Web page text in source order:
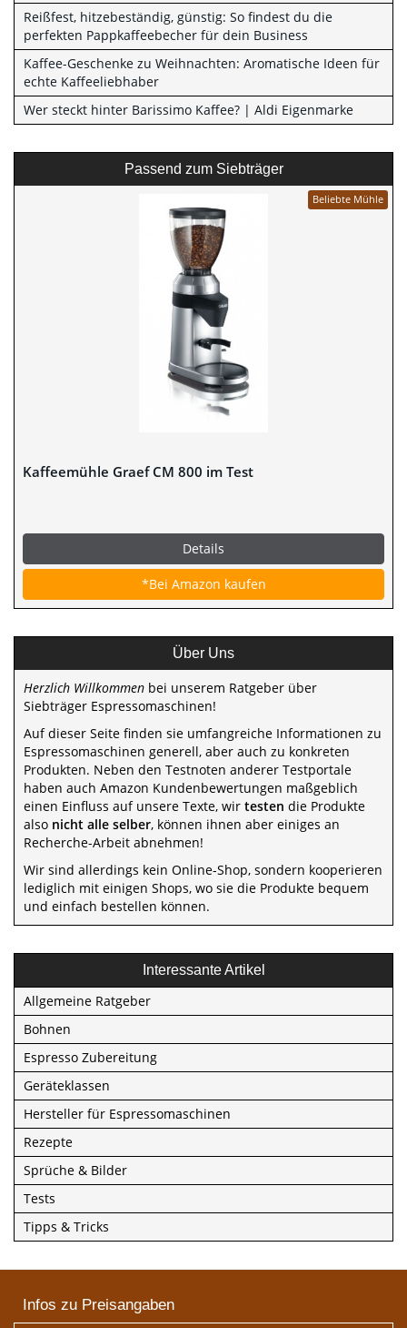
Reißfest, hitzebeständig, günstig: So findest du die
perfekten Pappkaffeebecher für dein Business
Kaffee-Geschenke zu Weihnachten: Aromatische Ideen für
echte Kaffeeliebhaber
Wer steckt hinter Barissimo Kaffee? | Aldi Eigenmarke
Passend zum Siebträger
Beliebte Mühle
Kaffeemühle Graef CM 800 im Test
Details
*Bei Amazon kaufen
Über Uns
Herzlich Willkommen bei unserem Ratgeber über
Siebträger Espressomaschinen!
Auf dieser Seite finden sie umfangreiche Informationen zu
Espressomaschinen generell, aber auch zu konkreten
Produkten. Neben den Testnoten anderer Testportale
haben auch Amazon Kundenbewertungen maßgeblich
einen Einfluss auf unsere Texte, wir testen die Produkte
also nicht alle selber, können ihnen aber einiges an
Recherche-Arbeit abnehmen!
Wir sind allerdings kein Online-Shop, sondern kooperieren
lediglich mit einigen Shops, wo sie die Produkte bequem
und einfach bestellen können.
Interessante Artikel
Allgemeine Ratgeber
Bohnen
Espresso Zubereitung
Geräteklassen
Hersteller für Espressomaschinen
Rezepte
Sprüche & Bilder
Tests
Tipps & Tricks
Infos zu Preisangaben